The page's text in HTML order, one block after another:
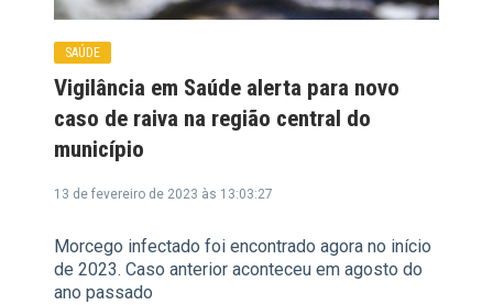
SAÚDE
Vigilância em Saúde alerta para novo
caso de raiva na região central do
município
13 de fevereiro de 2023 às 13:03:27
Morcego infectado foi encontrado agora no início
de 2023. Caso anterior aconteceu em agosto do
ano passado